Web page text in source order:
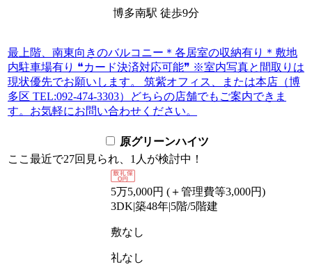
博多南駅 徒歩9分
最上階、南東向きのバルコニー＊各居室の収納有り＊敷地
内駐車場有り ❝カード決済対応可能❞ ※室内写真と間取りは
現状優先でお願いします。 筑紫オフィス、または本店（博
多区 TEL:092-474-3303）どちらの店舗でもご案内できま
す。お気軽にお問い合わせください。
原グリーンハイツ
ここ最近で27回 見られ、 1人 が検討中！
5万5,000円 (＋管理費等3,000円)
3DK|築48年|5階/5階建
敷なし
礼なし